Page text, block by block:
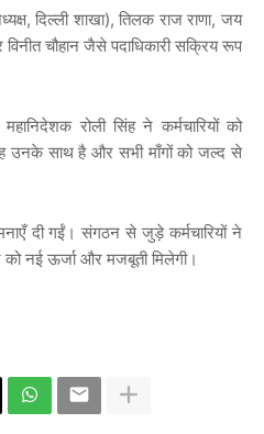
दिल्ली शाखा), तिलक राज राणा, जय
चौहान जैसे पदाधिकारी सक्रिय रूप
रोली सिंह ने कर्मचारियों को
उनके साथ है और सभी माँगों को जल्द से
दी गईं। संगठन से जुड़े कर्मचारियों ने
नई ऊर्जा और मजबूती मिलेगी।